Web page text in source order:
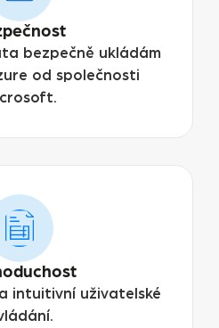
bezpečně ukládám
od společnosti
intuitivní uživatelské